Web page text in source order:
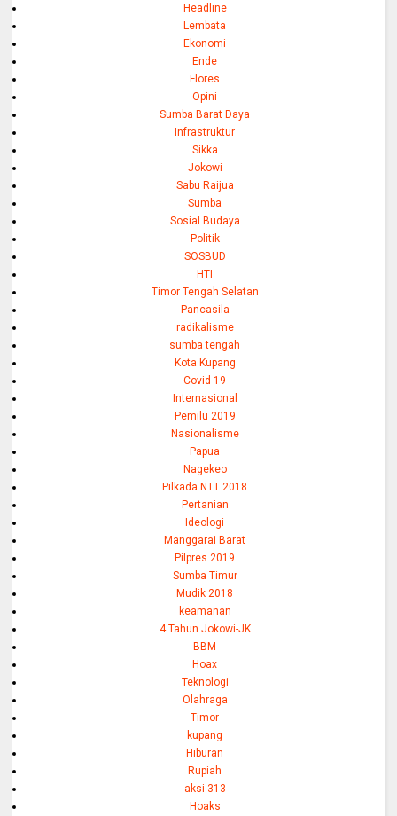
Headline
Lembata
Ekonomi
Ende
Flores
Opini
Sumba Barat Daya
Infrastruktur
Sikka
Jokowi
Sabu Raijua
Sumba
Sosial Budaya
Politik
SOSBUD
HTI
Timor Tengah Selatan
Pancasila
radikalisme
sumba tengah
Kota Kupang
Covid-19
Internasional
Pemilu 2019
Nasionalisme
Papua
Nagekeo
Pilkada NTT 2018
Pertanian
Ideologi
Manggarai Barat
Pilpres 2019
Sumba Timur
Mudik 2018
keamanan
4 Tahun Jokowi-JK
BBM
Hoax
Teknologi
Olahraga
Timor
kupang
Hiburan
Rupiah
aksi 313
Hoaks